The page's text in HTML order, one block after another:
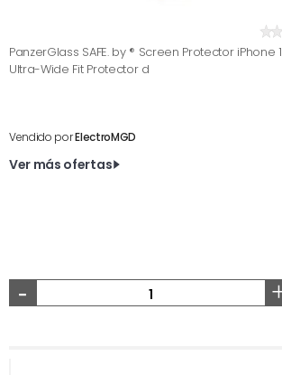
PanzerGlass SAFE. by ® Screen Protector iPhone
Ultra-Wide Fit Protector d
Vendido porElectroMGD
Ver más ofertas
-